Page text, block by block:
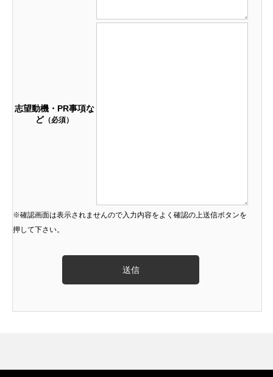
志望動機・PR事項な
ど （必須）
※確認画面は表示されませんので入力内容をよく確認の上送信ボタンを
押して下さい。